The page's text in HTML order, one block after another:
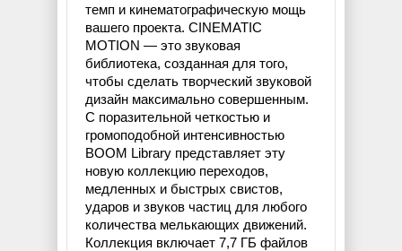
темп и кинематографическую мощь
вашего проекта. CINEMATIC
MOTION — это звуковая
библиотека, созданная для того,
чтобы сделать творческий звуковой
дизайн максимально совершенным.
С поразительной четкостью и
громоподобной интенсивностью
BOOM Library представляет эту
новую коллекцию переходов,
медленных и быстрых свистов,
ударов и звуков частиц для любого
количества мелькающих движений.
Коллекция включает 7,7 ГБ файлов